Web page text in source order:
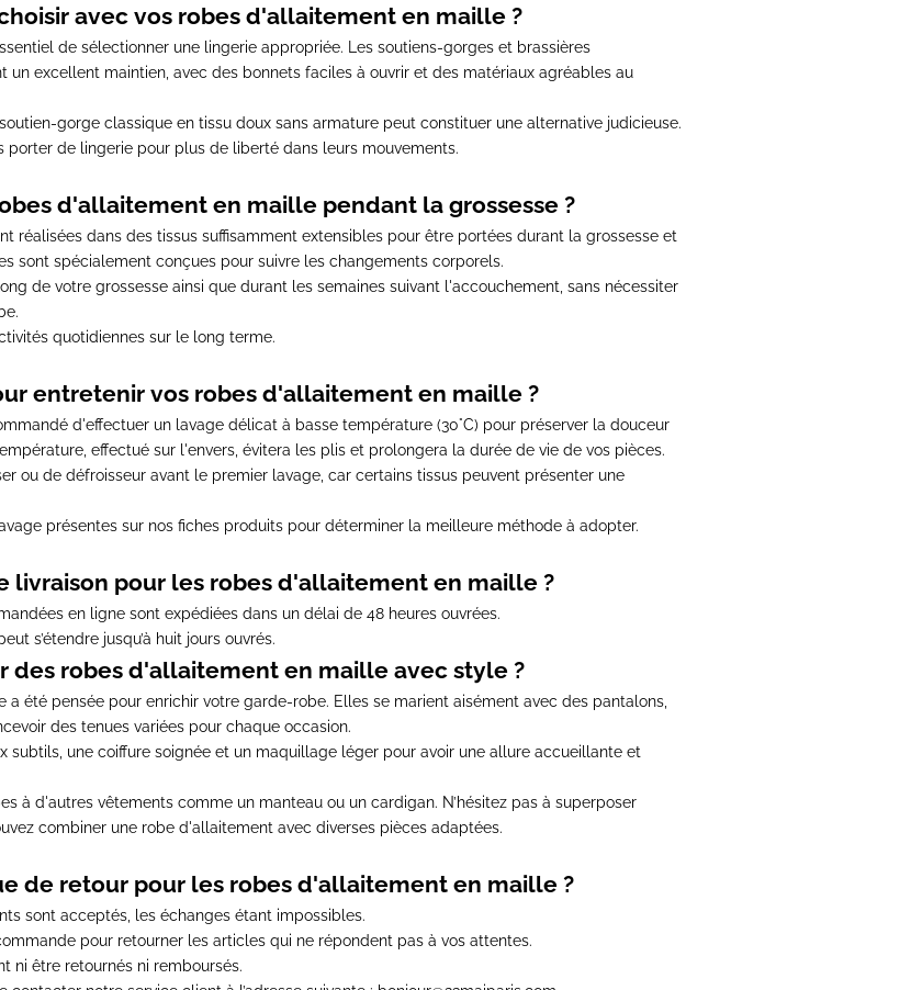
avec vos robes d'allaitement en maille ?
de sélectionner une lingerie appropriée. Les soutiens-gorges et brassières
un excellent maintien, avec des bonnets faciles à ouvrir et des matériaux agréables au
gorge classique en tissu doux sans armature peut constituer une alternative judicieuse.
porter de lingerie pour plus de liberté dans leurs mouvements.
d'allaitement en maille pendant la grossesse ?
réalisées dans des tissus suffisamment extensibles pour être portées durant la grossesse et
sont spécialement conçues pour suivre les changements corporels.
de votre grossesse ainsi que durant les semaines suivant l'accouchement , sans nécessiter
quotidiennes sur le long terme.
entretenir vos robes d'allaitement en maille ?
d'effectuer un lavage délicat à basse température (30°C) pour préserver la douceur
effectué sur l'envers, évitera les plis et prolongera la durée de vie de vos pièces.
ou de défroisseur avant le premier lavage , car certains tissus peuvent présenter une
présentes sur nos fiches produits pour déterminer la meilleure méthode à adopter.
livraison pour les robes d'allaitement en maille ?
en ligne sont expédiées dans un délai de 48 heures ouvrées.
s’étendre jusqu’à huit jours ouvrés.
des robes d'allaitement en maille avec style ?
a été pensée pour enrichir votre garde-robe. Elles se marient aisément avec des pantalons,
des tenues variées pour chaque occasion.
subtils , une coiffure soignée et un maquillage léger pour avoir une allure accueillante et
à d'autres vêtements comme un manteau ou un cardigan. N’hésitez pas à superposer
combiner une robe d'allaitement avec diverses pièces adaptées.
de retour pour les robes d'allaitement en maille ?
sont acceptés, les échanges étant impossibles.
pour retourner les articles qui ne répondent pas à vos attentes.
ni être retournés ni remboursés.